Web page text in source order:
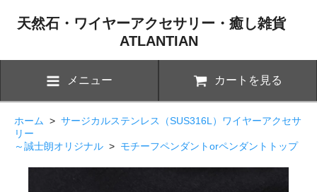
天然石・ワイヤーアクセサリー・癒し雑貨
ATLANTIAN
メニュー カートを見る
ホーム > サージカルステンレス（SUS316L）ワイヤーアクセサ
リー
～誠士朗オリジナル > モチーフペンダントorペンダントトップ